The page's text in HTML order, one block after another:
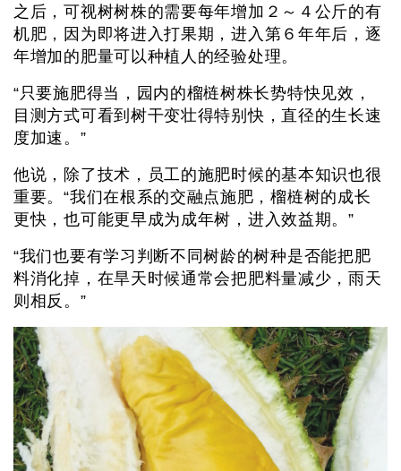
之后，可视树树株的需要每年增加２～４公斤的有
机肥，因为即将进入打果期，进入第６年年后，逐
年增加的肥量可以种植人的经验处理。
“只要施肥得当，园内的榴梿树株长势特快见效，
目测方式可看到树干变壮得特别快，直径的生长速
度加速。”
他说，除了技术，员工的施肥时候的基本知识也很
重要。“我们在根系的交融点施肥，榴梿树的成长
更快，也可能更早成为成年树，进入效益期。”
“我们也要有学习判断不同树龄的树种是否能把肥
料消化掉，在旱天时候通常会把肥料量减少，雨天
则相反。”